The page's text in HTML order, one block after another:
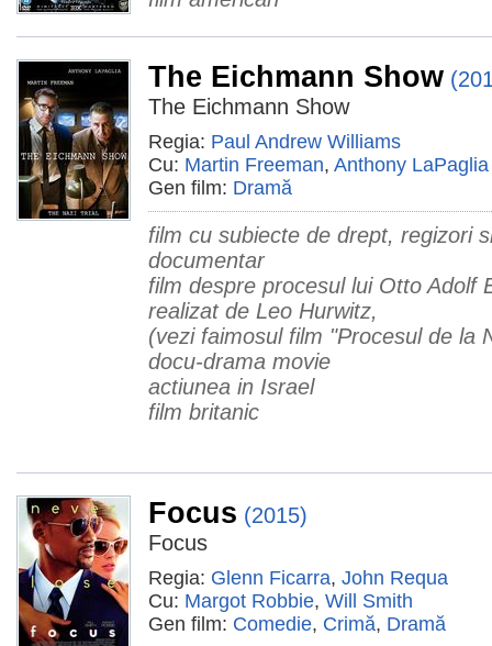
The Eichmann Show
The Eichmann Show
Regia: Paul Andrew Williams
Cu: Martin Freeman, Anthony LaPaglia
Gen film: Dramă
film cu subiecte de drept, regizori
documentar
film despre procesul lui Otto Adolf
realizat de Leo Hurwitz,
(vezi faimosul film "Procesul de la
docu-drama movie
actiunea in Israel
film britanic
Focus (2015)
Focus
Regia: Glenn Ficarra, John Requa
Cu: Margot Robbie, Will Smith
Gen film: Comedie, Crimă, Dramă